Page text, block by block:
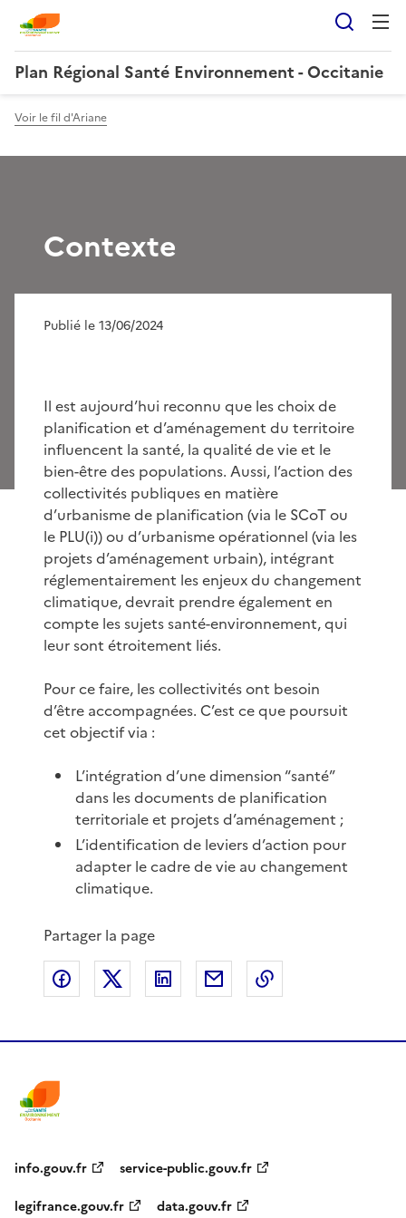
Plan Régional Santé Environnement - Occitanie
Voir le fil d'Ariane
Contexte
Publié le 13/06/2024
Il est aujourd’hui reconnu que les choix de
planification et d’aménagement du territoire
influencent la santé, la qualité de vie et le
bien-être des populations. Aussi, l’action des
collectivités publiques en matière
d’urbanisme de planification (via le SCoT ou
le PLU(i)) ou d’urbanisme opérationnel (via les
projets d’aménagement urbain), intégrant
réglementairement les enjeux du changement
climatique, devrait prendre également en
compte les sujets santé-environnement, qui
leur sont étroitement liés.
Pour ce faire, les collectivités ont besoin
d’être accompagnées. C’est ce que poursuit
cet objectif via :
L’intégration d’une dimension “santé”
dans les documents de planification
territoriale et projets d’aménagement ;
L’identification de leviers d’action pour
adapter le cadre de vie au changement
climatique.
Partager la page
Partager sur Facebook
Partager sur XPartager sur LinkedIn
Partager par email
info.gouv.fr
service-public.gouv.fr
legifrance.gouv.fr
data.gouv.fr